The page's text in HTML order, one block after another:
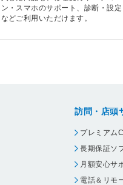
ン・スマホのサポート、診断・設定
などご利用いただけます。
訪問・店頭
プレミアム
長期保証ソ
月額安心サ
電話＆リモ